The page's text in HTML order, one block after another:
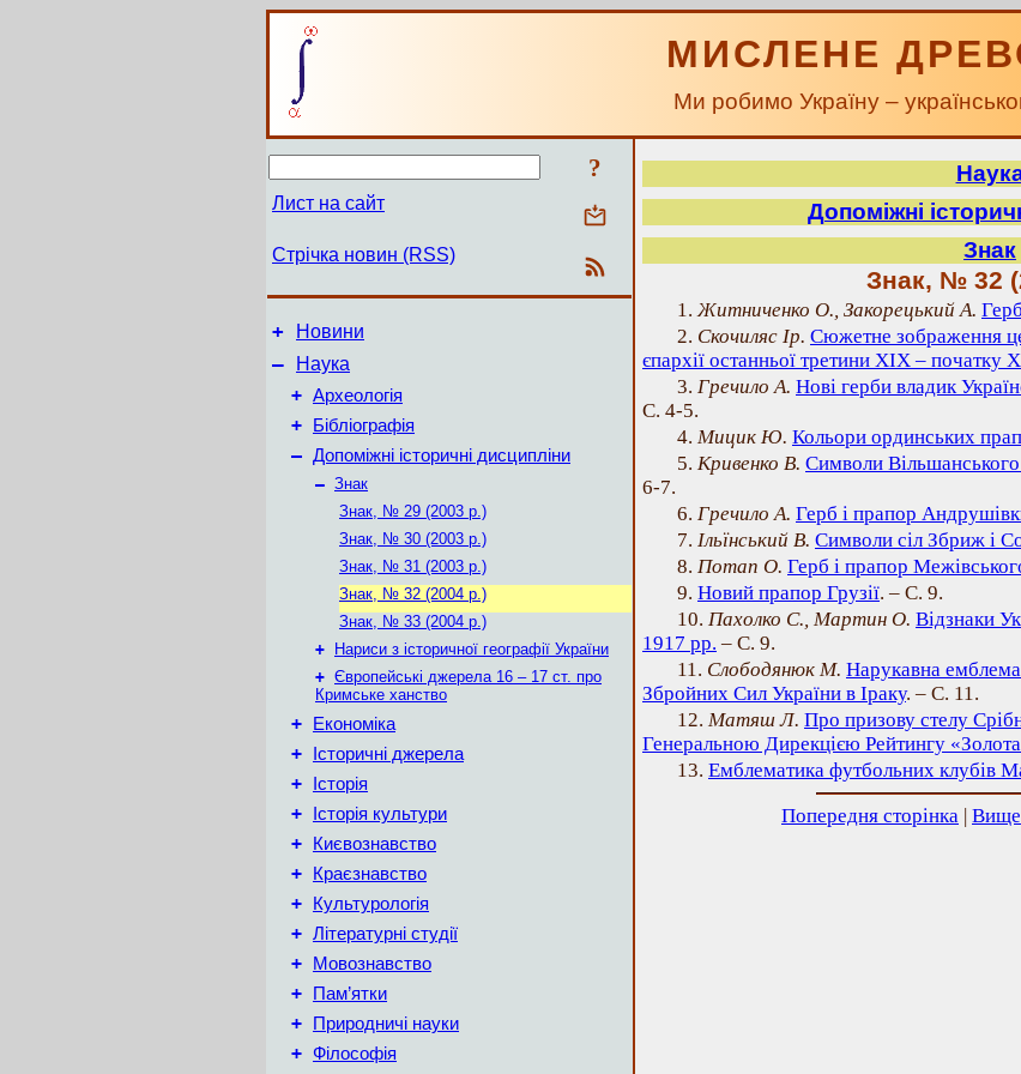
МИСЛЕНЕ
Ми робимо Україну –
?
Лист на сайт
Стрічка новин (RSS)
+ Новини
–
Наука
+ Археологія
+ Бібліографія
– Допоміжні історичні дисципліни
– Знак
Знак, № 29 (2003 р.)
Знак, № 30 (2003 р.)
Знак, № 31 (2003 р.)
Знак, № 32 (2004 р.)
Знак, № 33 (2004 р.)
+
Нариси з історичної географії України
+ Європейські джерела 16 – 17 ст. про
Кримське ханство
+ Економіка
+ Історичні джерела
+ Історія
+ Історія культури
+ Києвознавство
+ Краєзнавство
+ Культурологія
+ Літературні студії
+ Мовознавство
+ Пам’ятки
+ Природничі науки
+ Філософія
Допоміжні
Знак
Знак, № 32
1.Житниченко О., Закорецький А.
2. Скочиляс Ір. Сюжетне зображення
єпархії останньої третини ХІХ – початку
3. Гречило А. Нові герби владик
С. 4-5.
4. Мицик Ю. Кольори ординських
5. Кривенко В. Символи
6-7.
6. Гречило А. Герб і прапор
7. Ільїнський В. Символи сіл Збриж і
8. Потап О. Герб і прапор
9. Новий прапор Грузії. – С. 9.
10. Пахолко С., Мартин О. Відзнаки
1917 рр. – С. 9.
11. Слободянюк М. Нарукавна емблема
Збройних Сил України в Іраку. – С. 11.
12. Матяш Л. Про призову стелу
Генеральною Дирекцією Рейтингу
13. Емблематика футбольних клубів
Попередня сторінка | Вище